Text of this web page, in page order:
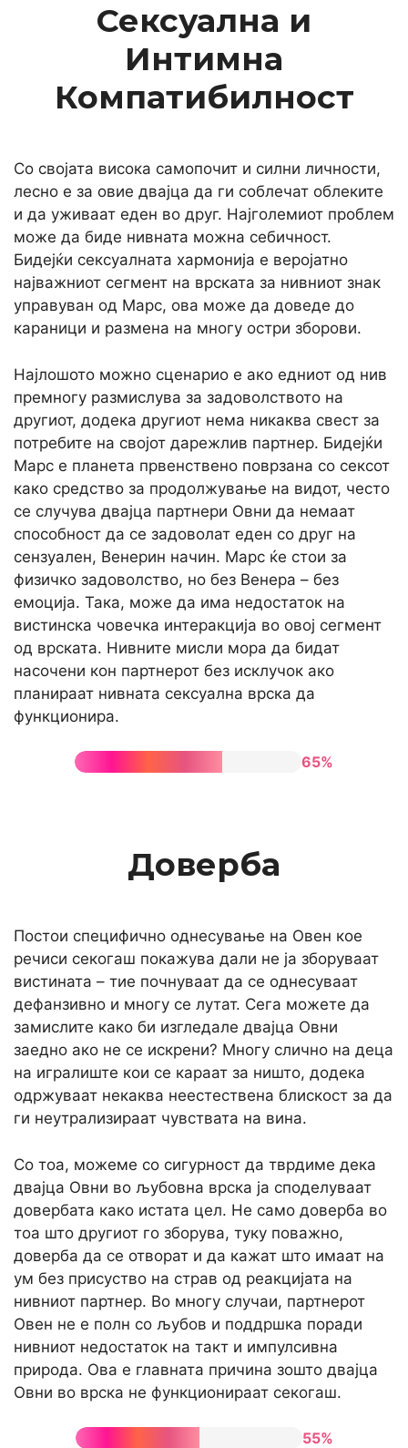
Сексуална и
Интимна
Компатибилност
Со својата висока самопочит и силни личности,
лесно е за овие двајца да ги соблечат облеките
и да уживаат еден во друг. Најголемиот проблем
може да биде нивната можна себичност.
Бидејќи сексуалната хармонија е веројатно
најважниот сегмент на врската за нивниот знак
управуван од Марс, ова може да доведе до
караници и размена на многу остри зборови.
Најлошото можно сценарио е ако едниот од нив
премногу размислува за задоволството на
другиот, додека другиот нема никаква свест за
потребите на својот дарежлив партнер. Бидејќи
Марс е планета првенствено поврзана со сексот
како средство за продолжување на видот, често
се случува двајца партнери Овни да немаат
способност да се задоволат еден со друг на
сензуален, Венерин начин. Марс ќе стои за
физичко задоволство, но без Венера – без
емоција. Така, може да има недостаток на
вистинска човечка интеракција во овој сегмент
од врската. Нивните мисли мора да бидат
насочени кон партнерот без исклучок ако
планираат нивната сексуална врска да
функционира.
65%
Доверба
Постои специфично однесување на Овен кое
речиси секогаш покажува дали не ја зборуваат
вистината – тие почнуваат да се однесуваат
дефанзивно и многу се лутат. Сега можете да
замислите како би изгледале двајца Овни
заедно ако не се искрени? Многу слично на деца
на игралиште кои се караат за ништо, додека
одржуваат некаква неестествена блискост за да
ги неутрализираат чувствата на вина.
Со тоа, можеме со сигурност да тврдиме дека
двајца Овни во љубовна врска ја споделуваат
довербата како истата цел. Не само доверба во
тоа што другиот го зборува, туку поважно,
доверба да се отворат и да кажат што имаат на
ум без присуство на страв од реакцијата на
нивниот партнер. Во многу случаи, партнерот
Овен не е полн со љубов и поддршка поради
нивниот недостаток на такт и импулсивна
природа. Ова е главната причина зошто двајца
Овни во врска не функционираат секогаш.
55%